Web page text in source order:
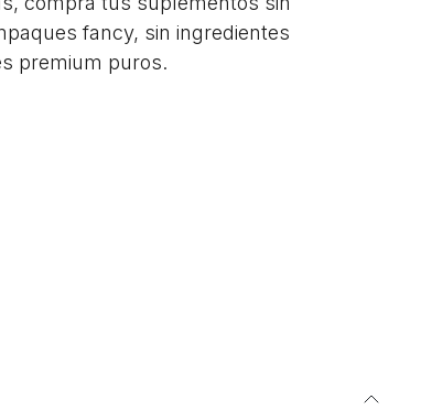
fancy, sin ingredientes
premium puros.